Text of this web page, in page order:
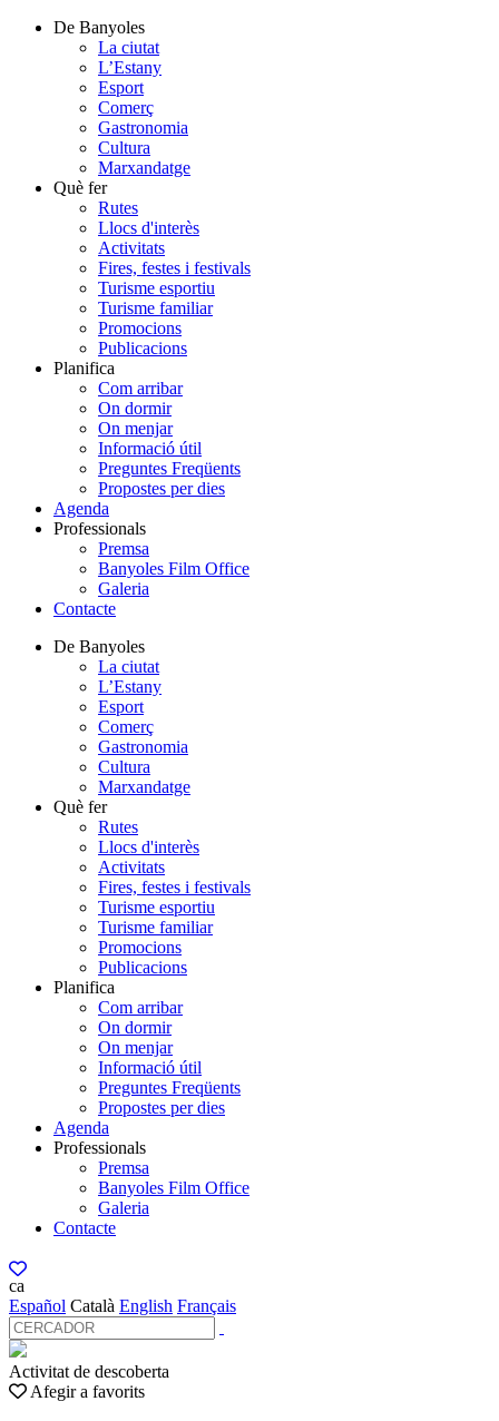
De Banyoles
La ciutat
L’Estany
Esport
Comerç
Gastronomia
Cultura
Marxandatge
Què fer
Rutes
Llocs d'interès
Activitats
Fires, festes i festivals
Turisme esportiu
Turisme familiar
Promocions
Publicacions
Planifica
Com arribar
On dormir
On menjar
Informació útil
Preguntes Freqüents
Propostes per dies
Agenda
Professionals
Premsa
Banyoles Film Office
Galeria
Contacte
De Banyoles
La ciutat
L’Estany
Esport
Comerç
Gastronomia
Cultura
Marxandatge
Què fer
Rutes
Llocs d'interès
Activitats
Fires, festes i festivals
Turisme esportiu
Turisme familiar
Promocions
Publicacions
Planifica
Com arribar
On dormir
On menjar
Informació útil
Preguntes Freqüents
Propostes per dies
Agenda
Professionals
Premsa
Banyoles Film Office
Galeria
Contacte
ca
Español Català English Français
Activitat de descoberta
Afegir a favorits